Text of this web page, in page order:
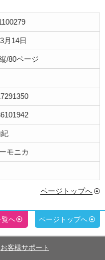
月14日
/80ページ
モニカ
ページトップへ
覧へ ページトップへ
お客様サポート